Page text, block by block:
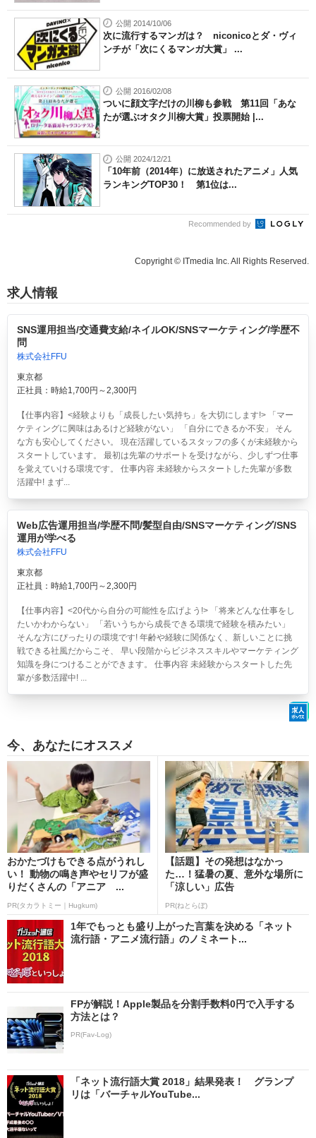
公開 2014/10/06
次に流行するマンガは？ niconicoとダ・ヴィ
ンチが「次にくるマンガ大賞」 ...
公開 2016/02/08
ついに顔文字だけの川柳も参戦 第11回「あな
たが選ぶオタク川柳大賞」投票開始 |...
公開 2024/12/21
「10年前（2014年）に放送されたアニメ」人気
ランキングTOP30！ 第1位は...
Recommended by
Copyright © ITmedia Inc. All Rights Reserved.
求人情報
SNS運用担当/交通費支給/ネイルOK/SNSマーケティング/学歴不
問
株式会社FFU
東京都
正社員：時給1,700円～2,300円
【仕事内容】<経験よりも「成長したい気持ち」を大切にします!> 「マー
ケティングに興味はあるけど経験がない」 「自分にできるか不安」 そん
な方も安心してください。 現在活躍しているスタッフの多くが未経験から
スタートしています。 最初は先輩のサポートを受けながら、少しずつ仕事
を覚えていける環境です。 仕事内容 未経験からスタートした先輩が多数
活躍中! まず...
Web広告運用担当/学歴不問/髪型自由/SNSマーケティング/SNS
運用が学べる
株式会社FFU
東京都
正社員：時給1,700円～2,300円
【仕事内容】<20代から自分の可能性を広げよう!> 「将来どんな仕事をし
たいかわからない」 「若いうちから成長できる環境で経験を積みたい」
そんな方にぴったりの環境です! 年齢や経験に関係なく、新しいことに挑
戦できる社風だからこそ、 早い段階からビジネススキルやマーケティング
知識を身につけることができます。 仕事内容 未経験からスタートした先
輩が多数活躍中! ...
今、あなたにオススメ
おかたづけもできる点がうれし
い！ 動物の鳴き声やセリフが盛
りだくさんの「アニア ...
PR(タカラトミー｜Hugkum)
【話題】その発想はなかっ
た…！猛暑の夏、意外な場所に
「涼しい」広告
PR(ねとらぼ)
1年でもっとも盛り上がった言葉を決める「ネット
流行語・アニメ流行語」のノミネート...
FPが解説！Apple製品を分割手数料0円で入手する
方法とは？
PR(Fav-Log)
「ネット流行語大賞 2018」結果発表！ グランプ
リは「バーチャルYouTube...